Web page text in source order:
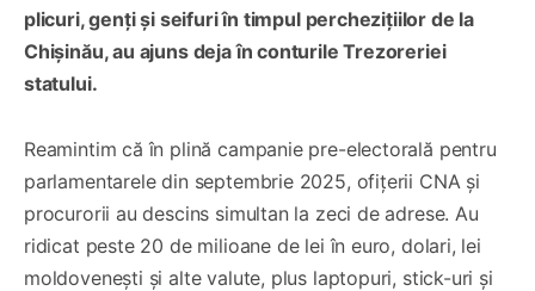
plicuri, genți și seifuri în timpul perchezițiilor de la
Chișinău, au ajuns deja în conturile Trezoreriei
statului.
Reamintim că în plină campanie pre-electorală pentru
parlamentarele din septembrie 2025, ofițerii CNA și
procurorii au descins simultan la zeci de adrese. Au
ridicat peste 20 de milioane de lei în euro, dolari, lei
moldovenești și alte valute, plus laptopuri, stick-uri și